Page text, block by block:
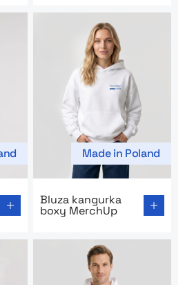
Made in Poland
Bluza kangurka
boxy MerchUp